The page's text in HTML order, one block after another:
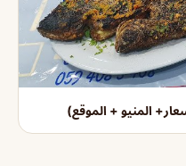
المنيو + الموقع)